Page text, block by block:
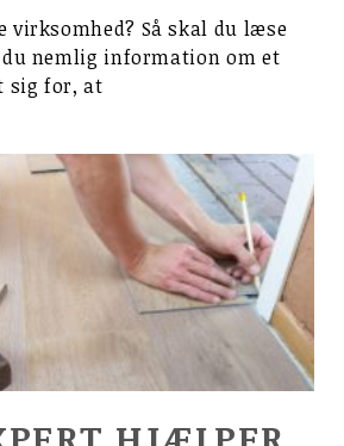
virksomhed? Så skal du læse
nemlig information om et
sig for, at